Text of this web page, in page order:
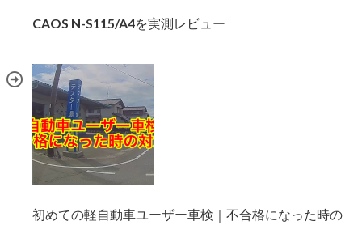
CAOS N-S115/A4を実測レビュー
初めての軽自動車ユーザー車検｜不合格になった時の